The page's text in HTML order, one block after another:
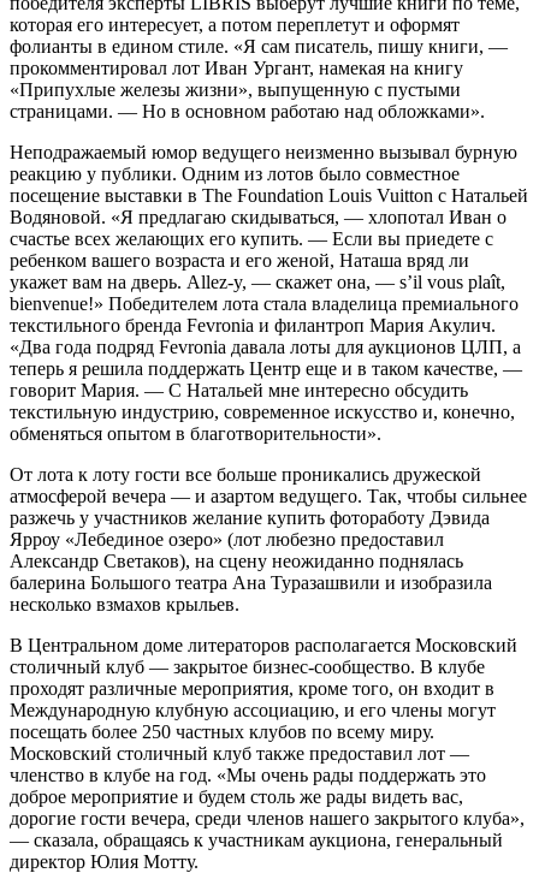
которая его интересует, а потом переплетут и оформят
фолианты в едином стиле. «Я сам писатель, пишу книги, —
прокомментировал лот Иван Ургант, намекая на книгу
«Припухлые железы жизни», выпущенную с пустыми
страницами. — Но в основном работаю над обложками».
Неподражаемый юмор ведущего неизменно вызывал бурную
реакцию у публики. Одним из лотов было совместное
посещение выставки в The Foundation Louis Vuitton с Натальей
Водяновой. «Я предлагаю скидываться, — хлопотал Иван о
счастье всех желающих его купить. — Если вы приедете с
ребенком вашего возраста и его женой, Наташа вряд ли
укажет вам на дверь. Allez-y, — скажет она, — s’il vous plaît,
bienvenue!» Победителем лота стала владелица премиального
текстильного бренда Fevronia и филантроп Мария Акулич.
«Два года подряд Fevronia давала лоты для аукционов ЦЛП, а
теперь я решила поддержать Центр еще и в таком качестве, —
говорит Мария. — С Натальей мне интересно обсудить
текстильную индустрию, современное искусство и, конечно,
обменяться опытом в благотворительности».
От лота к лоту гости все больше проникались дружеской
атмосферой вечера — и азартом ведущего. Так, чтобы сильнее
разжечь у участников желание купить фотоработу Дэвида
Ярроу «Лебединое озеро» (лот любезно предоставил
Александр Светаков), на сцену неожиданно поднялась
балерина Большого театра Ана Туразашвили и изобразила
несколько взмахов крыльев.
В Центральном доме литераторов располагается Московский
столичный клуб — закрытое бизнес-сообщество. В клубе
проходят различные мероприятия, кроме того, он входит в
Международную клубную ассоциацию, и его члены могут
посещать более 250 частных клубов по всему миру.
Московский столичный клуб также предоставил лот —
членство в клубе на год. «Мы очень рады поддержать это
доброе мероприятие и будем столь же рады видеть вас,
дорогие гости вечера, среди членов нашего закрытого клуба»,
— сказала, обращаясь к участникам аукциона, генеральный
директор Юлия Мотту.